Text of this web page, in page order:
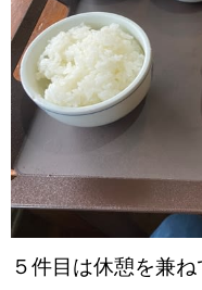
５件目は休憩を兼